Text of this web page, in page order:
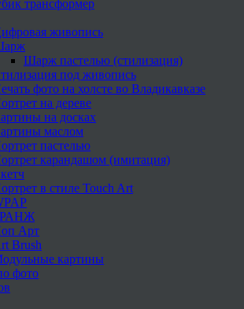
трансформер
живопись
Шарж пастелью (стилизация)
под живопись
фото на холсте во Владикавказе
на дереве
на досках
маслом
пастелью
карандашом (имитация)
в стиле Touch Art
Арт
Brush
картины
фото